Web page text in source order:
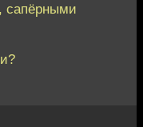
сапёрными